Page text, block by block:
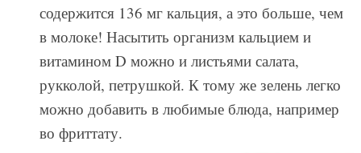
содержится 136 мг кальция, а это больше, чем
в молоке! Насытить организм кальцием и
витамином D можно и листьями салата,
рукколой, петрушкой. К тому же зелень легко
можно добавить в любимые блюда, например
во фриттату.